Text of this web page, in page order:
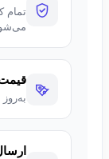
سرعت سیستم و
صفحه نمایش و
روانی ارائه
دانشجویان،
تمام